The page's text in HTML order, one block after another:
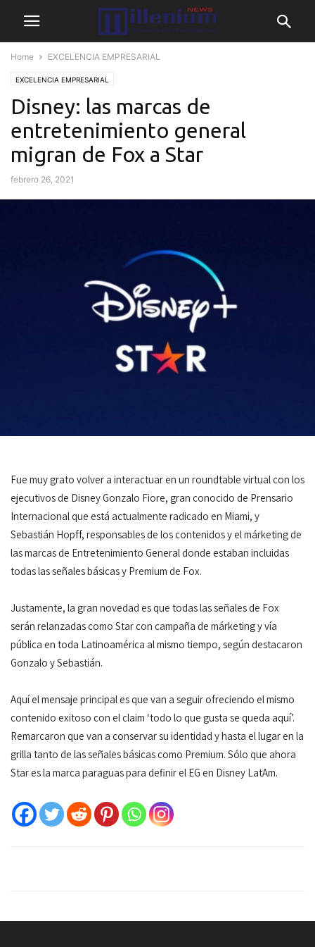
Home EXCELENCIA EMPRESARIAL
EXCELENCIA EMPRESARIAL
Disney: las marcas de
entretenimiento general
migran de Fox a Star
febrero 26, 2021
Fue muy grato volver a interactuar en un roundtable virtual con los
ejecutivos de Disney Gonzalo Fiore, gran conocido de Prensario
Internacional que está actualmente radicado en Miami, y
Sebastián Hopff, responsables de los contenidos y el márketing de
las marcas de Entretenimiento General donde estaban incluidas
todas las señales básicas y Premium de Fox.
Justamente, la gran novedad es que todas las señales de Fox
serán relanzadas como Star con campaña de márketing y vía
pública en toda Latinoamérica al mismo tiempo, según destacaron
Gonzalo y Sebastián.
Aquí el mensaje principal es que van a seguir ofreciendo el mismo
contenido exitoso con el claim ‘todo lo que gusta se queda aquí’.
Remarcaron que van a conservar su identidad y hasta el lugar en la
grilla tanto de las señales básicas como Premium. Sólo que ahora
Star es la marca paraguas para definir el EG en Disney LatAm.